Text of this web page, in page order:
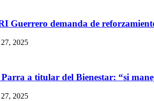
Guerrero demanda de
2025
Parra a titular del Bienestar: “si
2025